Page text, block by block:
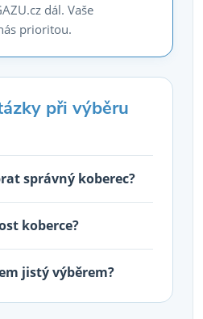
dál. Vaše
prioritou.
při výběru
správný koberec?
koberce?
jistý výběrem?